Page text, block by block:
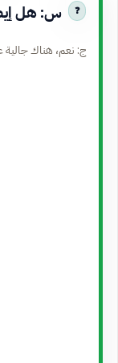
س: هل
ج: نعم، هناك جالية